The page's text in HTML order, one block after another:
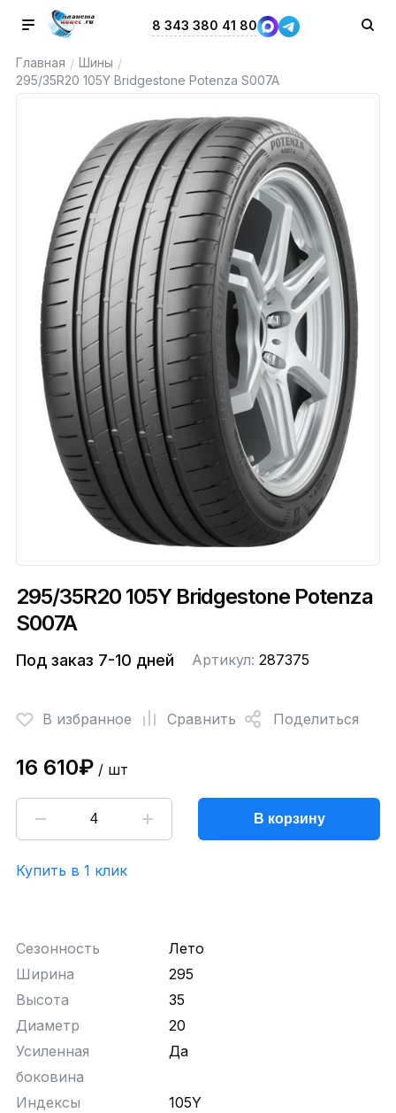
8 343 380 41 80
Главная / Шины /
295/35R20 105Y Bridgestone Potenza S007A
295/35R20 105Y Bridgestone Potenza
S007A
Под заказ 7-10 дней Артикул: 287375
В избранное Сравнить Поделиться
16 610₽/ шт
В корзину
Купить в 1 клик
Сезонность
Лето
Ширина
295
Высота
35
Диаметр
20
Усиленная
боковина
Да
Индексы
105Y